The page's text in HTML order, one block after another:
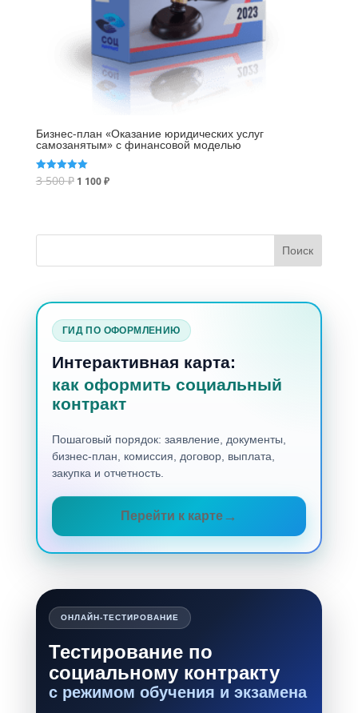
Бизнес-план «Оказание юридических услуг
самозанятым» с финансовой моделью
Оценка
5.00
3 500₽ 1 100₽
ГИД ПО ОФОРМЛЕНИЮ
Интерактивная карта:
как оформить социальный
контракт
Пошаговый порядок: заявление, документы,
бизнес-план, комиссия, договор, выплата,
закупка и отчетность.
Перейти к карте
ОНЛАЙН-ТЕСТИРОВАНИЕ
Тестирование по
социальному контракту
с режимом обучения и экзамена